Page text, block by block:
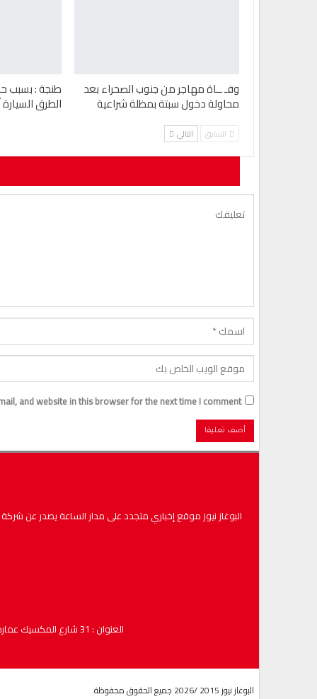
وفـ ــاة مهاجر من جنوب الصحراء بعد
محاولة دخول سبتة بمظلة شراعية
طنجة : بسبب
الطرق السيارة أكثر من
السابق التالي
and website in this browser for the next time I comment.
البوغاز نيوز موقع إخباري متجدد على مدار الساعة يصدر عن شركة : البوغاز نيوز لخدمات
العنوان : 31 شارع المكسيك عمارة الفتح الطابق الخامس رقم المكتب -67 مكرر – طنجة – ( صندوق البريد :2484 المصلى ) الهاتف/ فاكس : 0539937629
البوغاز نيوز 2015 /2026 جميع الحقوق محفوظة.